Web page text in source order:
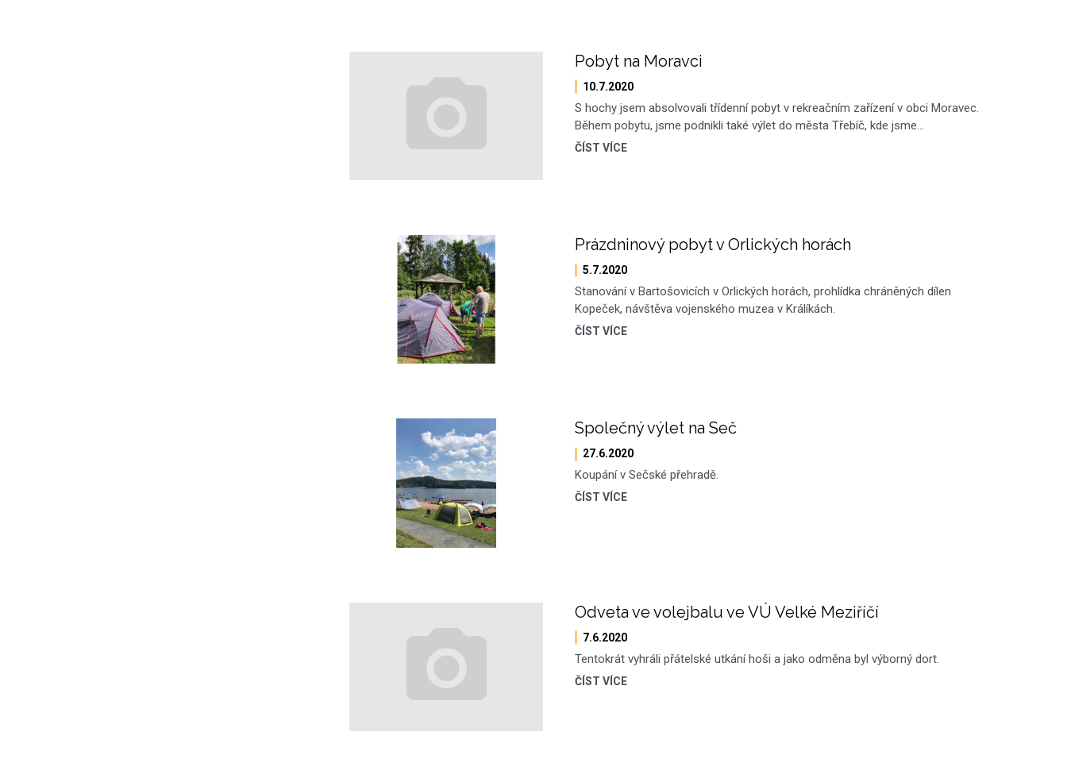
Pobyt na Moravci
10.7.2020
S hochy jsem absolvovali třídenní pobyt v rekreačním zařízení v obci Moravec.
Během pobytu, jsme podnikli také výlet do města Třebíč, kde jsme…
ČÍST VÍCE
Prázdninový pobyt v Orlických horách
5.7.2020
Stanování v Bartošovicích v Orlických horách, prohlídka chráněných dílen
Kopeček, návštěva vojenského muzea v Králíkách.
ČÍST VÍCE
Společný výlet na Seč
27.6.2020
Koupání v Sečské přehradě.
ČÍST VÍCE
Odveta ve volejbalu ve VÚ Velké Meziříčí
7.6.2020
Tentokrát vyhráli přátelské utkání hoši a jako odměna byl výborný dort.
ČÍST VÍCE